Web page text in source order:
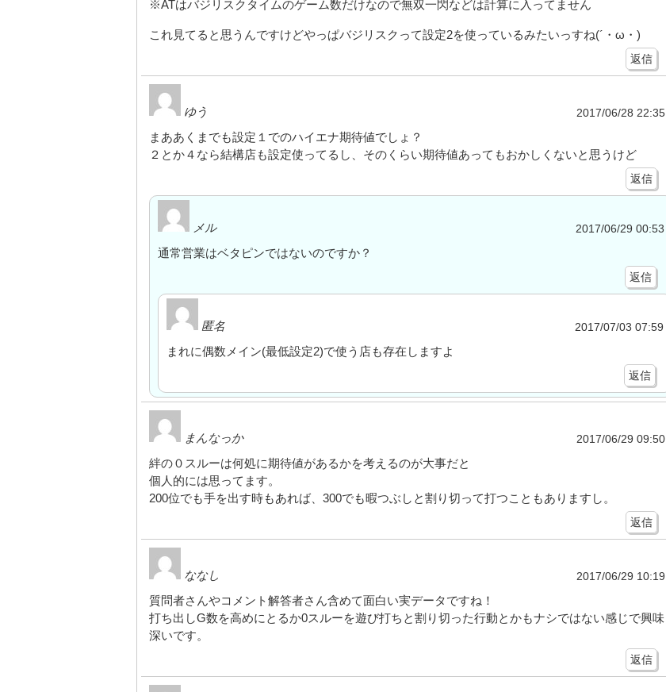
※ATはバジリスクタイムのゲーム数だけなので無双一閃などは計算に入ってません
これ見てると思うんですけどやっぱバジリスクって設定2を使っているみたいっすね(´・ω・)
返信
ゆう 2017/06/28 22:35
まああくまでも設定１でのハイエナ期待値でしょ？
２とか４なら結構店も設定使ってるし、そのくらい期待値あってもおかしくないと思うけど
返信
メル 2017/06/29 00:53
通常営業はベタピンではないのですか？
返信
匿名 2017/07/03 07:59
まれに偶数メイン(最低設定2)で使う店も存在しますよ
返信
まんなっか 2017/06/29 09:50
絆の０スルーは何処に期待値があるかを考えるのが大事だと
個人的には思ってます。
200位でも手を出す時もあれば、300でも暇つぶしと割り切って打つこともありますし。
返信
ななし 2017/06/29 10:19
質問者さんやコメント解答者さん含めて面白い実データですね！
打ち出しG数を高めにとるか0スルーを遊び打ちと割り切った行動とかもナシではない感じで興味
深いです。
返信